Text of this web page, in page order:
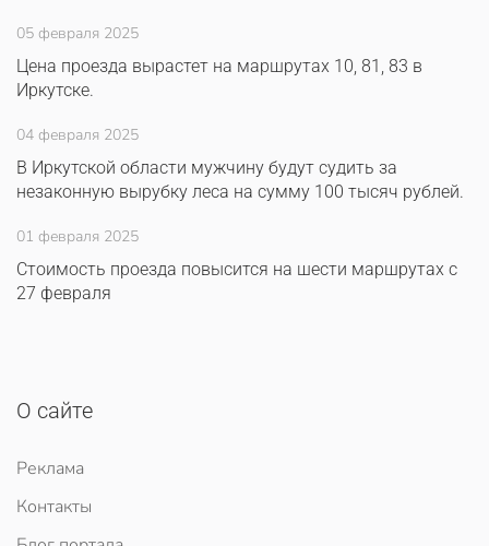
05 февраля 2025
Цена проезда вырастет на маршрутах 10, 81, 83 в
Иркутске.
04 февраля 2025
В Иркутской области мужчину будут судить за
незаконную вырубку леса на сумму 100 тысяч рублей.
01 февраля 2025
Стоимость проезда повысится на шести маршрутах с
27 февраля
О сайте
Реклама
Контакты